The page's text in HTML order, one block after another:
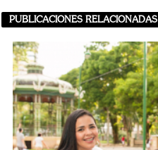
PUBLICACIONES RELACIONADAS